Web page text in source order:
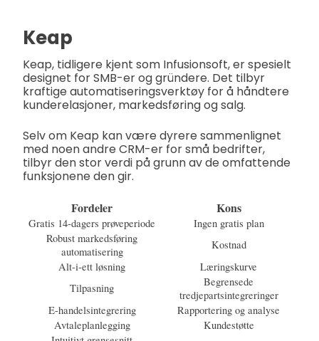
Keap
Keap, tidligere kjent som Infusionsoft, er spesielt
designet for SMB-er og gründere. Det tilbyr
kraftige automatiseringsverktøy for å håndtere
kunderelasjoner, markedsføring og salg.
Selv om Keap kan være dyrere sammenlignet
med noen andre CRM-er for små bedrifter,
tilbyr den stor verdi på grunn av de omfattende
funksjonene den gir.
Fordeler
Kons
Gratis 14-dagers prøveperiode
Ingen gratis plan
Robust markedsføring
automatisering
Kostnad
Alt-i-ett løsning
Læringskurve
Tilpasning
Begrensede
tredjepartsintegreringer
E-handelsintegrering
Rapportering og analyse
Avtaleplanlegging
Kundestøtte